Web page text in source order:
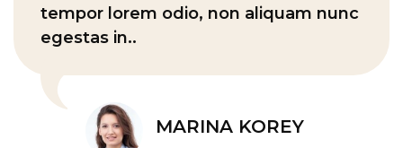
tempor lorem odio, non aliquam nunc
egestas in..
MARINA KOREY